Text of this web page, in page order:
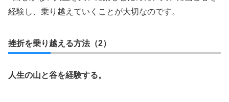
経験し、乗り越えていくことが大切なのです。
挫折を乗り越える方法（2）
人生の山と谷を経験する。